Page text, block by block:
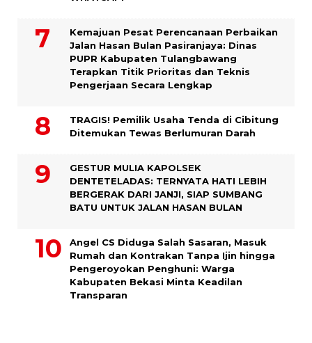
Kemajuan Pesat Perencanaan Perbaikan
Jalan Hasan Bulan Pasiranjaya: Dinas
PUPR Kabupaten Tulangbawang
Terapkan Titik Prioritas dan Teknis
Pengerjaan Secara Lengkap
TRAGIS! Pemilik Usaha Tenda di Cibitung
Ditemukan Tewas Berlumuran Darah
GESTUR MULIA KAPOLSEK
DENTETELADAS: TERNYATA HATI LEBIH
BERGERAK DARI JANJI, SIAP SUMBANG
BATU UNTUK JALAN HASAN BULAN
Angel CS Diduga Salah Sasaran, Masuk
Rumah dan Kontrakan Tanpa Ijin hingga
Pengeroyokan Penghuni: Warga
Kabupaten Bekasi Minta Keadilan
Transparan